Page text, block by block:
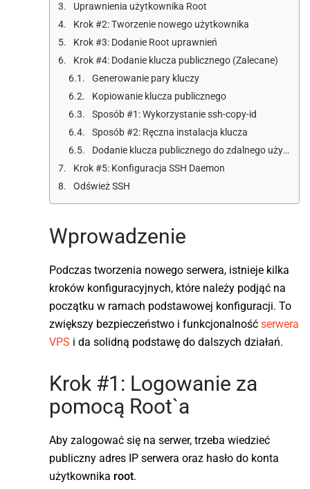
Uprawnienia użytkownika Root
Krok #2: Tworzenie nowego użytkownika
Krok #3: Dodanie Root uprawnień
Krok #4: Dodanie klucza publicznego (Zalecane)
Generowanie pary kluczy
Kopiowanie klucza publicznego
Sposób #1: Wykorzystanie ssh-copy-id
Sposób #2: Ręczna instalacja klucza
Dodanie klucza publicznego do zdalnego użytkownika
Krok #5: Konfiguracja SSH Daemon
Odśwież SSH
Wprowadzenie
Podczas tworzenia nowego serwera, istnieje kilka
kroków konfiguracyjnych, które należy podjąć na
początku w ramach podstawowej konfiguracji. To
zwiększy bezpieczeństwo i funkcjonalność serwera
VPS i da solidną podstawę do dalszych działań.
Krok #1: Logowanie za
pomocą Root`a
Aby zalogować się na serwer, trzeba wiedzieć
publiczny adres IP serwera oraz hasło do konta
użytkownika root.